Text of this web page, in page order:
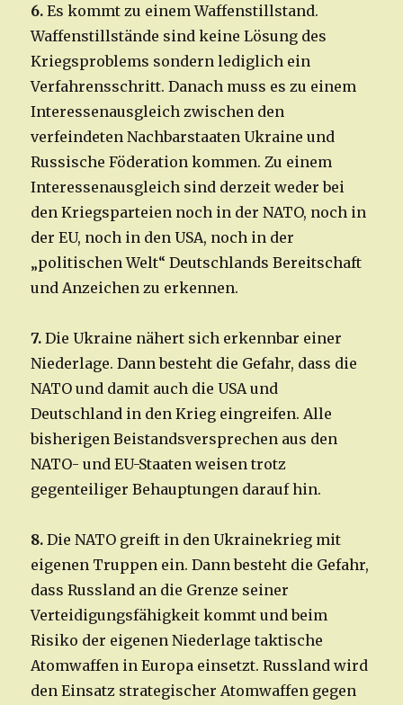
6. Es kommt zu einem Waffenstillstand.
Waffenstillstände sind keine Lösung des
Kriegsproblems sondern lediglich ein
Verfahrensschritt. Danach muss es zu einem
Interessenausgleich zwischen den
verfeindeten Nachbarstaaten Ukraine und
Russische Föderation kommen. Zu einem
Interessenausgleich sind derzeit weder bei
den Kriegsparteien noch in der NATO, noch in
der EU, noch in den USA, noch in der
„politischen Welt“ Deutschlands Bereitschaft
und Anzeichen zu erkennen.
7. Die Ukraine nähert sich erkennbar einer
Niederlage. Dann besteht die Gefahr, dass die
NATO und damit auch die USA und
Deutschland in den Krieg eingreifen. Alle
bisherigen Beistandsversprechen aus den
NATO- und EU-Staaten weisen trotz
gegenteiliger Behauptungen darauf hin.
8. Die NATO greift in den Ukrainekrieg mit
eigenen Truppen ein. Dann besteht die Gefahr,
dass Russland an die Grenze seiner
Verteidigungsfähigkeit kommt und beim
Risiko der eigenen Niederlage taktische
Atomwaffen in Europa einsetzt. Russland wird
den Einsatz strategischer Atomwaffen gegen